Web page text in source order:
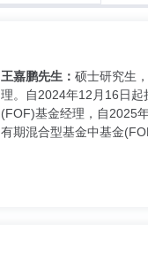
王嘉鹏先生： 硕士研究生
理。自2024年12月16日
(FOF)基金经理，自2025
有期混合型基金中基金